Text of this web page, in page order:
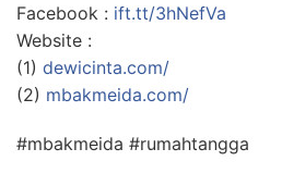
Facebook : ift.tt/3hNefVa
Website :
(1) dewicinta.com/
(2) mbakmeida.com/
#mbakmeida #rumahtangga